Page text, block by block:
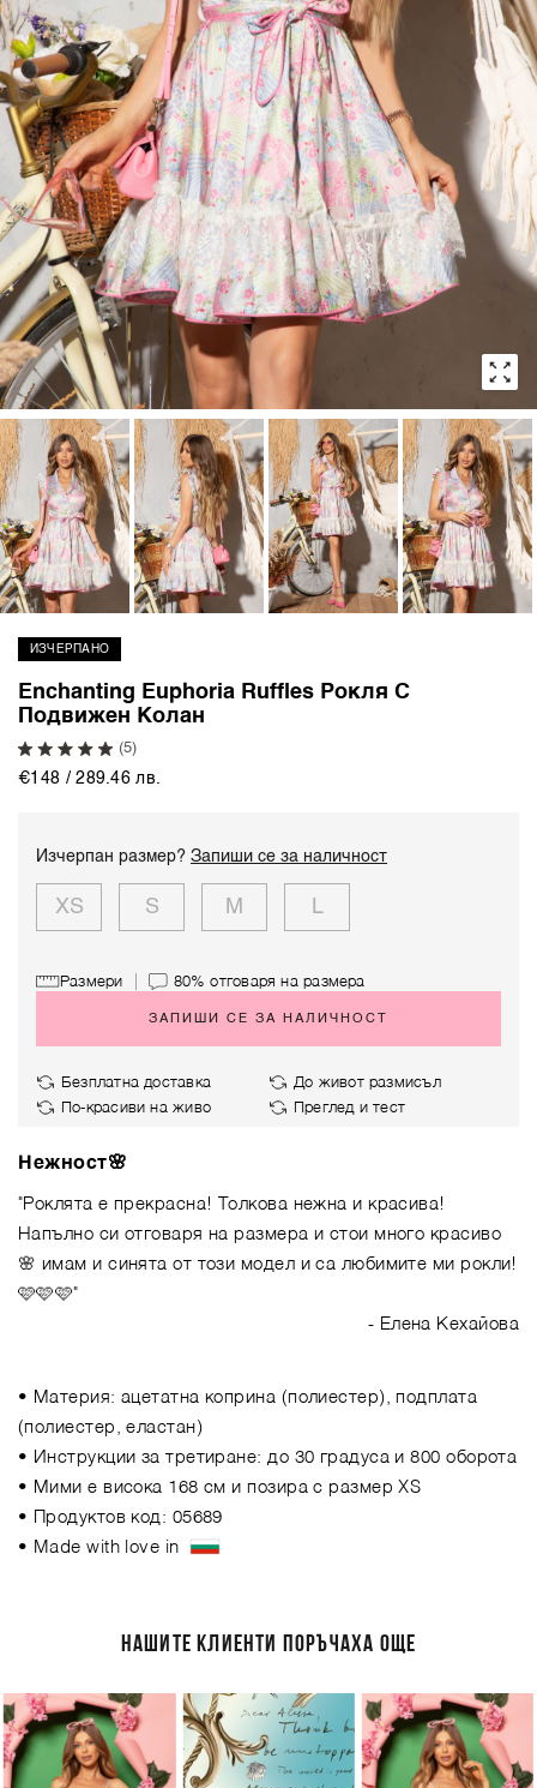
ИЗЧЕРПАНО
Enchanting Euphoria Ruffles Рокля С
Подвижен Колан
(5)
€148 / 289.46 лв.
Изчерпан размер?Запиши се за наличност
XS S M L
Размери 80%отговаря на размера
ЗАПИШИ СЕ ЗА НАЛИЧНОСТ
Безплатна доставка
До живот размисъл
По-красиви на живо
Преглед и тест
Нежност🌸
"Роклята е прекрасна! Толкова нежна и красива!
Напълно си отговаря на размера и стои много красиво
🌸 имам и синята от този модел и са любимите ми рокли!
🩷🩷🩷"
- Елена Кехайова
• Материя: ацетатна коприна (полиестер), подплата
(полиестер, еластан)
• Инструкции за третиране: до 30 градуса и 800 оборота
• Мими е висока 168 см и позира с размер XS
• Продуктов код: 05689
• Made with love in
НАШИТЕ КЛИЕНТИ ПОРЪЧАХА ОЩЕ